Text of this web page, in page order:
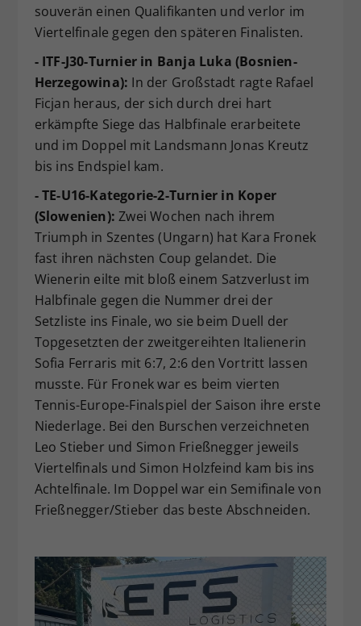
souverän einen Qualifikanten und verlor im
Viertelfinale gegen den späteren Finalisten.
- ITF-J30-Turnier in Banja Luka (Bosnien-
Herzegowina): In der Großstadt ragte Rafael
Ficjan heraus, der sich durch drei hart
erkämpfte Siege das Halbfinale erarbeitete
und im Doppel mit Landsmann Jonas Kreutz
bis ins Endspiel kam.
- TE-U16-Kategorie-2-Turnier in Koper
(Slowenien): Zwei Wochen nach ihrem
Triumph in Szentes (Ungarn) hat Kara Fronek
fast ihren nächsten Coup gelandet. Die
Wienerin eilte mit bloß einem Satzverlust im
Halbfinale gegen die Nummer drei der
Setzliste ins Finale, wo sie beim Duell der
Topgesetzten der zweitgereihten Italienerin
Sofia Ferraris mit 6:7, 2:6 den Vortritt lassen
musste. Für Fronek war es beim vierten
Tennis-Europe-Finalspiel der Saison ihre erste
Niederlage. Bei den Burschen verzeichneten
Leo Stieber und Simon Frießnegger jeweils
Viertelfinals und Simon Holzfeind kam bis ins
Achtelfinale. Im Doppel war ein Semifinale von
Frießnegger/Stieber das beste Abschneiden.